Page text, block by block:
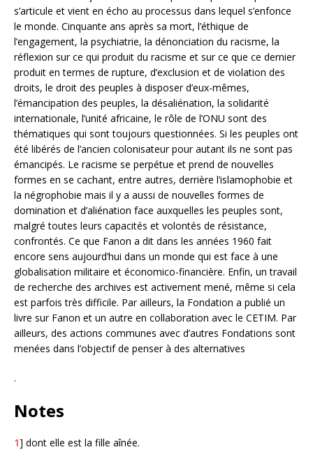
s’articule et vient en écho au processus dans lequel s’enfonce
le monde. Cinquante ans après sa mort, l’éthique de
l’engagement, la psychiatrie, la dénonciation du racisme, la
réflexion sur ce qui produit du racisme et sur ce que ce dernier
produit en termes de rupture, d’exclusion et de violation des
droits, le droit des peuples à disposer d’eux-mêmes,
l’émancipation des peuples, la désaliénation, la solidarité
internationale, l’unité africaine, le rôle de l’ONU sont des
thématiques qui sont toujours questionnées. Si les peuples ont
été libérés de l’ancien colonisateur pour autant ils ne sont pas
émancipés. Le racisme se perpétue et prend de nouvelles
formes en se cachant, entre autres, derrière l’islamophobie et
la négrophobie mais il y a aussi de nouvelles formes de
domination et d’aliénation face auxquelles les peuples sont,
malgré toutes leurs capacités et volontés de résistance,
confrontés. Ce que Fanon a dit dans les années 1960 fait
encore sens aujourd’hui dans un monde qui est face à une
globalisation militaire et économico-financière. Enfin, un travail
de recherche des archives est activement mené, même si cela
est parfois très difficile. Par ailleurs, la Fondation a publié un
livre sur Fanon et un autre en collaboration avec le CETIM. Par
ailleurs, des actions communes avec d’autres Fondations sont
menées dans l’objectif de penser à des alternatives
.
Notes
1] dont elle est la fille aînée.